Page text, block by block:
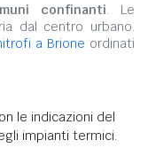
confinanti. Le
dal centro urbano.
a Brione ordinati
le indicazioni del
impianti termici.